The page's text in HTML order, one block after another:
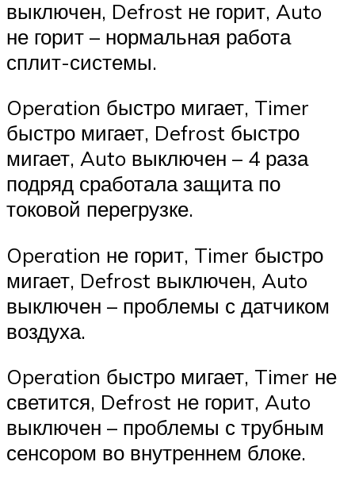
выключен, Defrost не горит, Auto
не горит – нормальная работа
сплит-системы.
Operation быстро мигает, Timer
быстро мигает, Defrost быстро
мигает, Auto выключен – 4 раза
подряд сработала защита по
токовой перегрузке.
Operation не горит, Timer быстро
мигает, Defrost выключен, Auto
выключен – проблемы с датчиком
воздуха.
Operation быстро мигает, Timer не
светится, Defrost не горит, Auto
выключен – проблемы с трубным
сенсором во внутреннем блоке.